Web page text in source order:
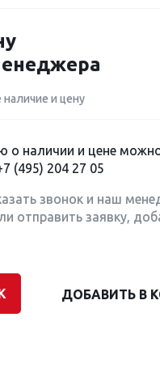
наличие и цену
о наличии и цене
(495) 204 27 05
звонок и наш
отправить заявку,
ДОБАВИТЬ В